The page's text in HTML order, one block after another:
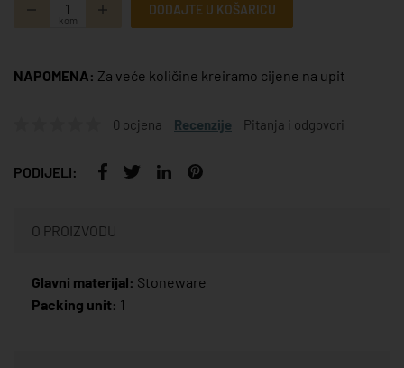
kom
DODAJTE U KOŠARICU
NAPOMENA: Za veće količine kreiramo cijene na upit
0 ocjena Recenzije Pitanja i odgovori
PODIJELI:
O PROIZVODU
Glavni materijal: Stoneware
Packing unit: 1